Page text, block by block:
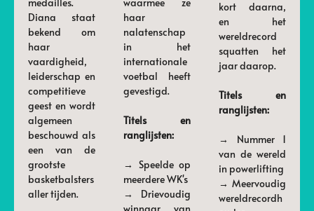
medailles.
Diana staat
bekend om
haar
vaardigheid,
leiderschap en
competitieve
geest en wordt
algemeen
beschouwd als
een van de
grootste
basketbalsters
aller tijden.
waarmee ze
haar
nalatenschap
in het
internationale
voetbal heeft
gevestigd.
Titels en
ranglijsten:
→ Speelde op
meerdere WK's
→ Drievoudig
kort daarna,
en het
wereldrecord
squatten het
jaar daarop.
Titels en
ranglijsten:
→ Nummer 1
van de wereld
in powerlifting
→ Meervoudig
wereldrecordh